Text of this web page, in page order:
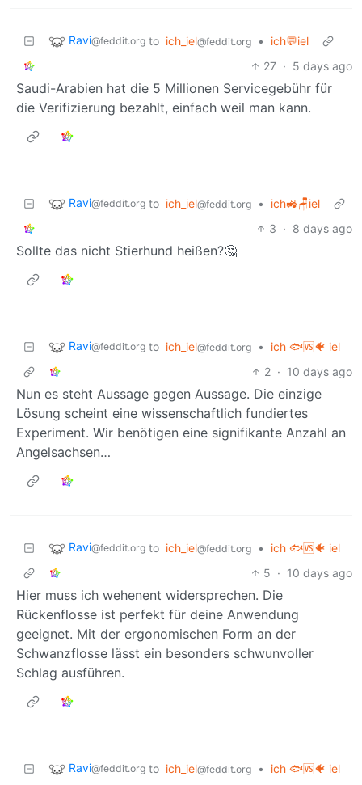
Ravi@feddit.org to ich_iel@feddit.org •
ich💬iel
27 · 5 days ago
Saudi-Arabien hat die 5 Millionen Servicegebühr für
die Verifizierung bezahlt, einfach weil man kann.
Ravi@feddit.org to ich_iel@feddit.org •
ich🚜🪑iel
3 · 8 days ago
Sollte das nicht Stierhund heißen?🤔
Ravi@feddit.org to ich_iel@feddit.org •
ich 🐟🆚🐠 iel
2 · 10 days ago
Nun es steht Aussage gegen Aussage. Die einzige
Lösung scheint eine wissenschaftlich fundiertes
Experiment. Wir benötigen eine signifikante Anzahl an
Angelsachsen…
Ravi@feddit.org to ich_iel@feddit.org •
ich 🐟🆚🐠 iel
5 · 10 days ago
Hier muss ich wehenent widersprechen. Die
Rückenflosse ist perfekt für deine Anwendung
geeignet. Mit der ergonomischen Form an der
Schwanzflosse lässt ein besonders schwunvoller
Schlag ausführen.
Ravi@feddit.org to ich_iel@feddit.org •
ich 🐟🆚🐠 iel